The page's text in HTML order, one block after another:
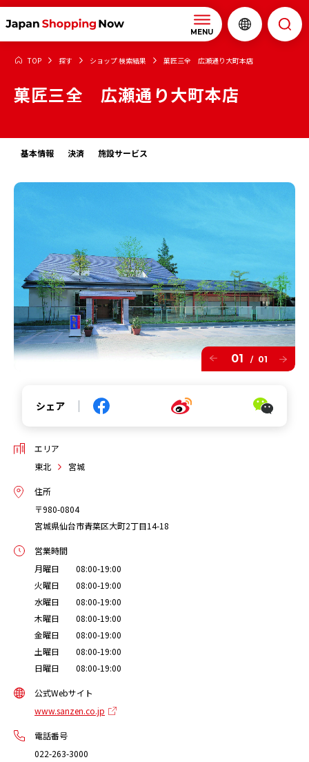
MENU
TOP 探す ショップ 検索結果 菓匠三全 広瀬通り大町本店
菓匠三全 広瀬通り大町本店
基本情報 決済 施設サービス
01 / 01
シェア
エリア
東北
宮城
住所
〒980-0804
宮城県仙台市青葉区大町2丁目14-18
営業時間
月曜日 08:00-19:00
火曜日 08:00-19:00
水曜日 08:00-19:00
木曜日 08:00-19:00
金曜日 08:00-19:00
土曜日 08:00-19:00
日曜日 08:00-19:00
公式Webサイト
www.sanzen.co.jp
電話番号
022-263-3000